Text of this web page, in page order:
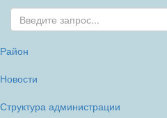
Район
Новости
Структура администрации